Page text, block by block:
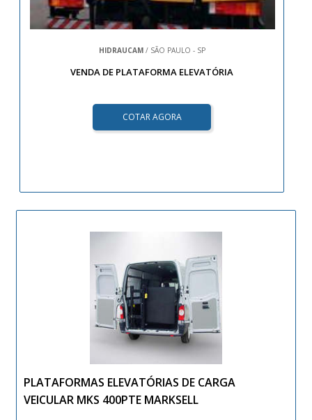
HIDRAUCAM/ SÃO PAULO - SP
VENDA DE PLATAFORMA ELEVATÓRIA
COTAR AGORA
PLATAFORMAS ELEVATÓRIAS DE CARGA
VEICULAR MKS 400PTE MARKSELL